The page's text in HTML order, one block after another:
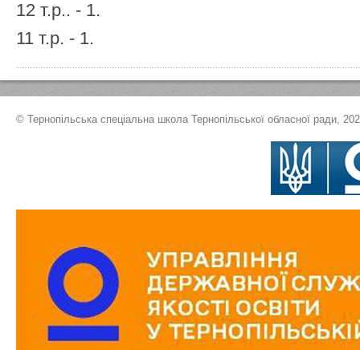
12 т.р.. - 1.
11 т.р. - 1.
© Тернопільська спеціальна школа Тернопільської обласної ради,